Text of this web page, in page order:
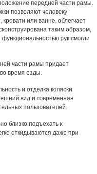
передней части рамы.
позволяют человеку
или ванне, облегчает
таким образом,
рук смогли
части рамы придает
время езды.
и отделка коляски
вид и современная
пользователей.
близко подъехать к
откидываются даже при